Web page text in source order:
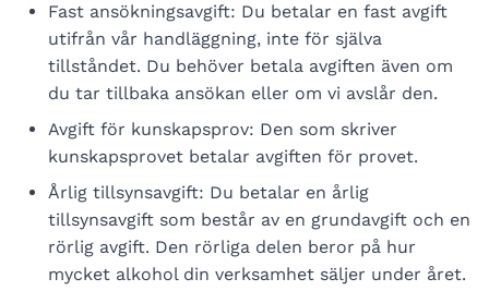
Fast ansökningsavgift: Du betalar en fast avgift
utifrån vår handläggning, inte för själva
tillståndet. Du behöver betala avgiften även om
du tar tillbaka ansökan eller om vi avslår den.
Avgift för kunskapsprov: Den som skriver
kunskapsprovet betalar avgiften för provet.
Årlig tillsynsavgift: Du betalar en årlig
tillsynsavgift som består av en grundavgift och en
rörlig avgift. Den rörliga delen beror på hur
mycket alkohol din verksamhet säljer under året.